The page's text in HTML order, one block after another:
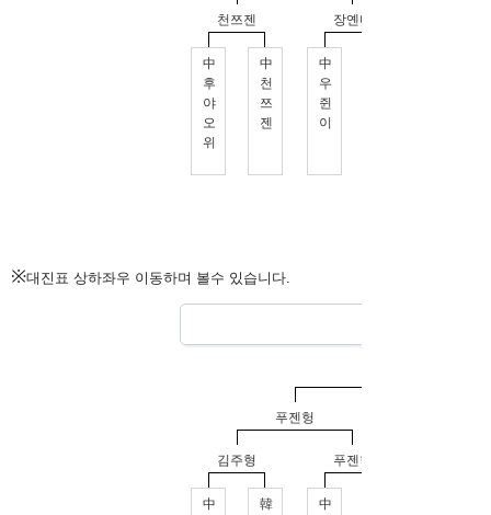
※대진표 상하좌우 이동하며 볼수 있습니다.